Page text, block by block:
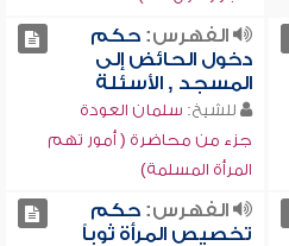
الفهرس:حكم
دخول الحائض إلى
المسجد , الأسئلة
للشيخ: سلمان العودة
جزء من محاضرة ( أمور تهم
المرأة المسلمة)
الفهرس:حكم
تخصيص المرأة ثوباً